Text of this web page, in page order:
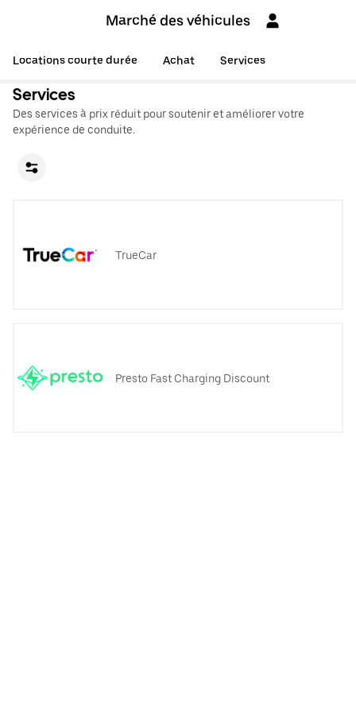
Marché des véhicules
Locations courte durée Achat Services
Services
Des services à prix réduit pour soutenir et améliorer votre
expérience de conduite.
TrueCar
Presto Fast Charging Discount